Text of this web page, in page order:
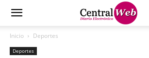
Inicio Deportes
Deportes